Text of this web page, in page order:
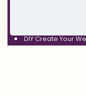
DIY Create Your